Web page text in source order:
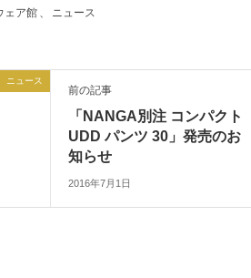
ェア館 ニュース
ニュース
前の記事
「NANGA別注 コンパクト
UDD パンツ 30」発売のお
知らせ
2016年7月1日